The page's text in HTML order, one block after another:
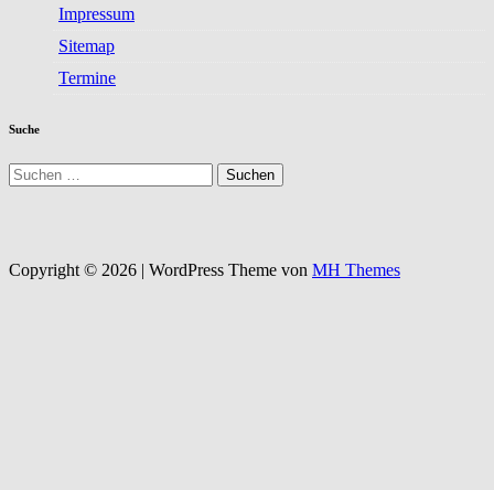
Impressum
Sitemap
Termine
Suche
Suchen
nach:
Copyright © 2026 | WordPress Theme von MH Themes